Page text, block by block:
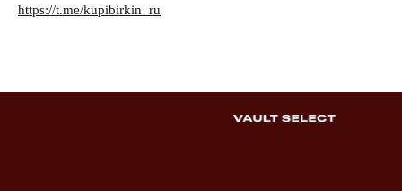
https://t.me/kupibirkin_ru